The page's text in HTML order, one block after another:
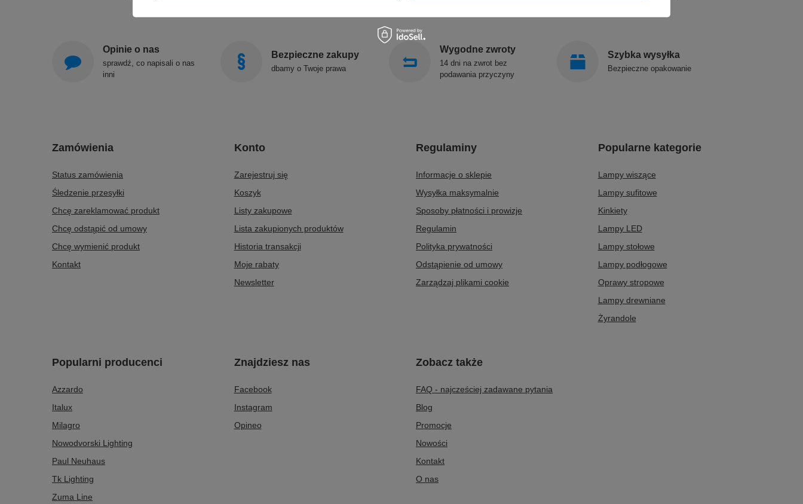
Opinie o nas
sprawdź, co napisali o nas
inni
Bezpieczne zakupy
dbamy o Twoje prawa
Wygodne zwroty
14 dni na zwrot bez
podawania przyczyny
Szybka wysyłka
Bezpieczne opakowanie
Zamówienia
Status zamówienia
Śledzenie przesyłki
Chcę zareklamować produkt
Chcę odstąpić od umowy
Chcę wymienić produkt
Kontakt
Konto
Zarejestruj się
Koszyk
Listy zakupowe
Lista zakupionych produktów
Historia transakcji
Moje rabaty
Newsletter
Regulaminy
Informacje o sklepie
Wysyłka maksymalnie
Sposoby płatności i prowizje
Regulamin
Polityka prywatności
Odstąpienie od umowy
Zarządzaj plikami cookie
Popularne kategorie
Lampy wiszące
Lampy sufitowe
Kinkiety
Lampy LED
Lampy stołowe
Lampy podłogowe
Oprawy stropowe
Lampy drewniane
Żyrandole
Popularni producenci
Azzardo
Italux
Milagro
Nowodvorski Lighting
Paul Neuhaus
Tk Lighting
Zuma Line
Znajdziesz nas
Facebook
Instagram
Opineo
Zobacz także
FAQ - najcześciej zadawane pytania
Blog
Promocje
Nowości
Kontakt
O nas